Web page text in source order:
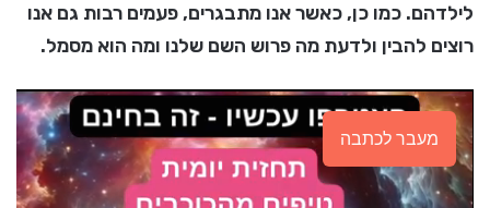
לילדהם. כמו כן, כאשר אנו מתבגרים, פעמים רבות גם אנו
רוצים להבין ולדעת מה פרוש השם שלנו ומה הוא מסמל.
מעבר לכתבה